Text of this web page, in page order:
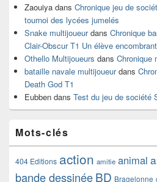
Zaouiya dans Chronique jeu de
tournoi des lycées jumelés
Snake multijoueurdans Chronique
Clair-Obscur T1 Un élève encombrant
Othello Multijoueurs dans Chronique
bataille navale multijoueurdans
Death God T1
Eubben dans Test du jeu de société
Mots-clés
404 Editions action amitie animal
bande dessinéeBD Bragelonne